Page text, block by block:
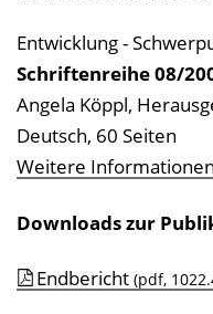
Entwicklung -
Schriftenreihe08/
Angela Köppl,
Deutsch, 60 Seiten
Weitere Informationen
Downloads zur
Endbericht (pdf,